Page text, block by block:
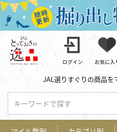
JAL選りすぐりの商品を
キーワードで探す